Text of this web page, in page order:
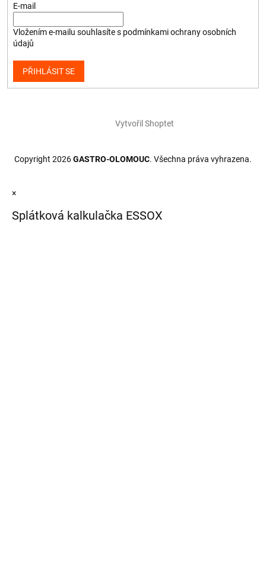
E-mail
Vložením e-mailu souhlasíte s podmínkami ochrany osobních
údajů
PŘIHLÁSIT SE
Vytvořil Shoptet
Copyright 2026GASTRO-OLOMOUC. Všechna práva vyhrazena.
×
Splátková kalkulačka ESSOX